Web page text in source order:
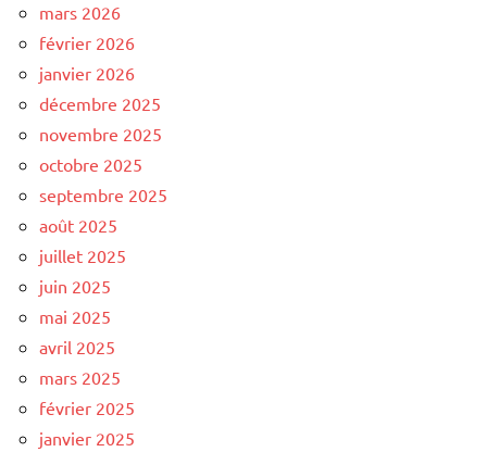
mars 2026
février 2026
janvier 2026
décembre 2025
novembre 2025
octobre 2025
septembre 2025
août 2025
juillet 2025
juin 2025
mai 2025
avril 2025
mars 2025
février 2025
janvier 2025